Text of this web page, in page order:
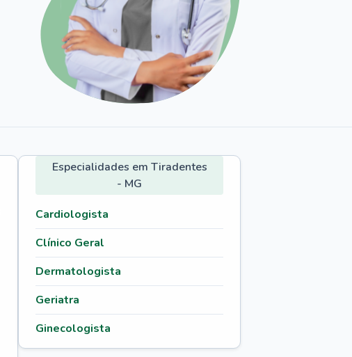
Especialidades em Tiradentes
- MG
Cardiologista
Clínico Geral
Dermatologista
Geriatra
Ginecologista